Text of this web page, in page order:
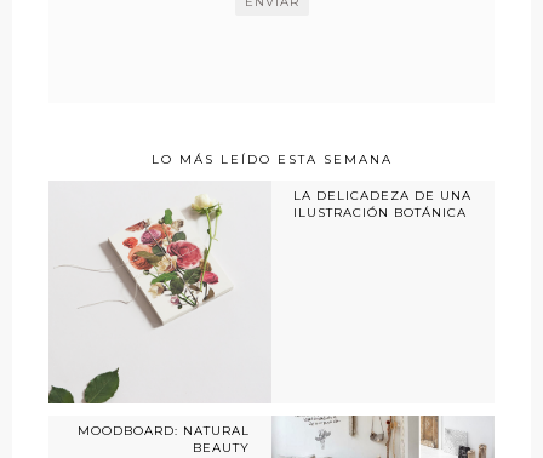
LO MÁS LEÍDO ESTA SEMANA
LA DELICADEZA DE UNA
ILUSTRACIÓN BOTÁNICA
MOODBOARD: NATURAL
BEAUTY